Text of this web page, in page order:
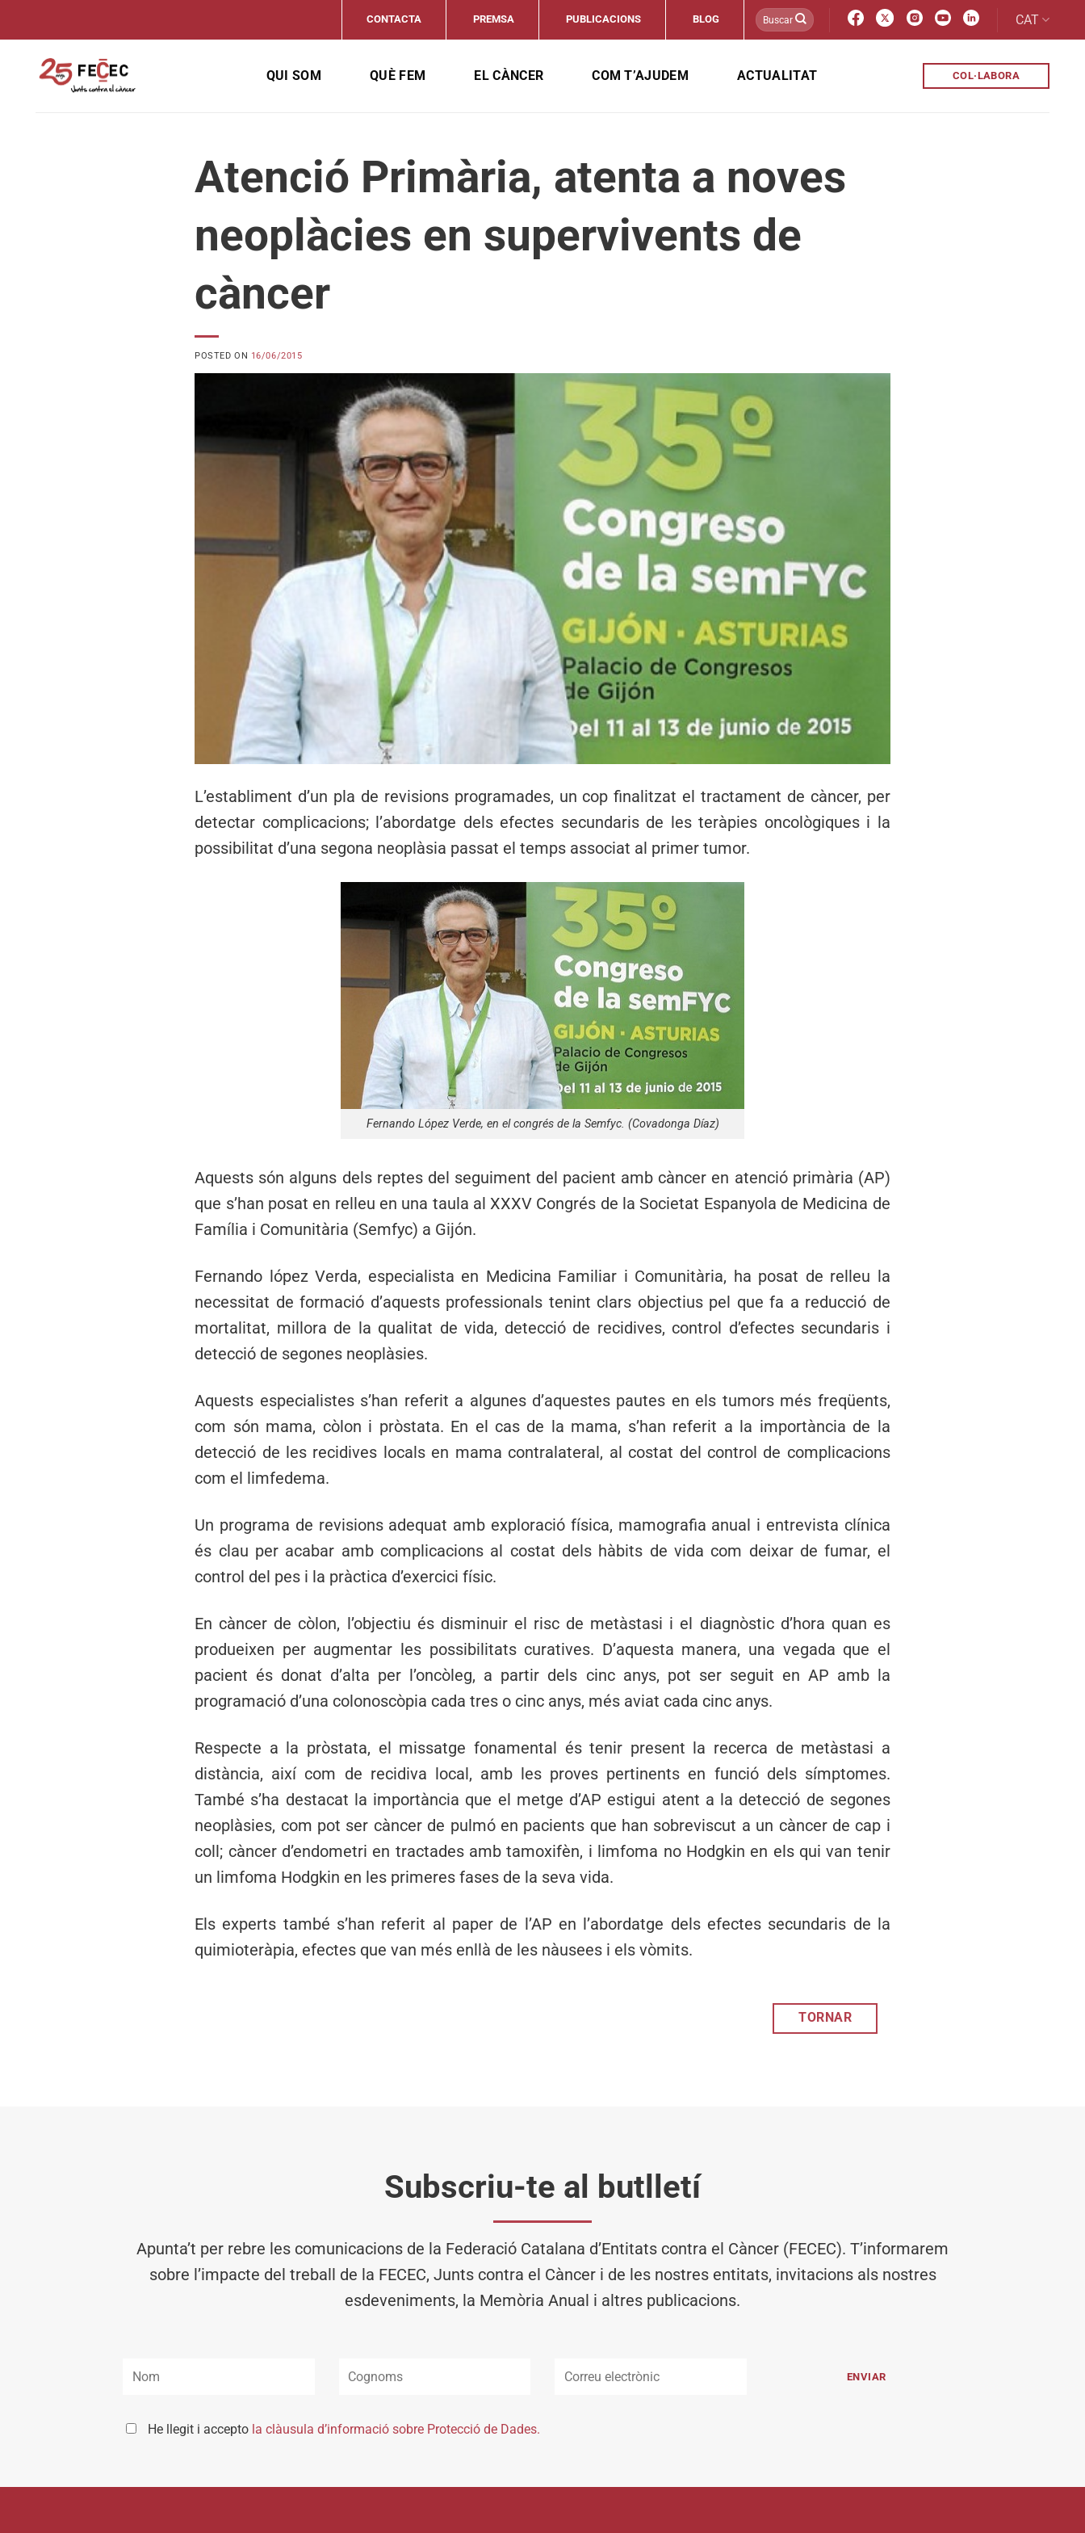
CONTACTA PREMSA PUBLICACIONS BLOG CAT
QUI SOM QUÈ FEM EL CÀNCER COM T’AJUDEM ACTUALITAT COL·LABORA
Atenció Primària, atenta a noves
neoplàcies en supervivents de
càncer
POSTED ON 16/06/2015
L’establiment d’un pla de revisions programades, un cop finalitzat el tractament de càncer, per
detectar complicacions; l’abordatge dels efectes secundaris de les teràpies oncològiques i la
possibilitat d’una segona neoplàsia passat el temps associat al primer tumor.
Fernando López Verde, en el congrés de la Semfyc. (Covadonga Díaz)
Aquests són alguns dels reptes del seguiment del pacient amb càncer en atenció primària (AP)
que s’han posat en relleu en una taula al XXXV Congrés de la Societat Espanyola de Medicina de
Família i Comunitària (Semfyc) a Gijón.
Fernando lópez Verda, especialista en Medicina Familiar i Comunitària, ha posat de relleu la
necessitat de formació d’aquests professionals tenint clars objectius pel que fa a reducció de
mortalitat, millora de la qualitat de vida, detecció de recidives, control d’efectes secundaris i
detecció de segones neoplàsies.
Aquests especialistes s’han referit a algunes d’aquestes pautes en els tumors més freqüents,
com són mama, còlon i pròstata. En el cas de la mama, s’han referit a la importància de la
detecció de les recidives locals en mama contralateral, al costat del control de complicacions
com el limfedema.
Un programa de revisions adequat amb exploració física, mamografia anual i entrevista clínica
és clau per acabar amb complicacions al costat dels hàbits de vida com deixar de fumar, el
control del pes i la pràctica d’exercici físic.
En càncer de còlon, l’objectiu és disminuir el risc de metàstasi i el diagnòstic d’hora quan es
produeixen per augmentar les possibilitats curatives. D’aquesta manera, una vegada que el
pacient és donat d’alta per l’oncòleg, a partir dels cinc anys, pot ser seguit en AP amb la
programació d’una colonoscòpia cada tres o cinc anys, més aviat cada cinc anys.
Respecte a la pròstata, el missatge fonamental és tenir present la recerca de metàstasi a
distància, així com de recidiva local, amb les proves pertinents en funció dels símptomes.
També s’ha destacat la importància que el metge d’AP estigui atent a la detecció de segones
neoplàsies, com pot ser càncer de pulmó en pacients que han sobreviscut a un càncer de cap i
coll; càncer d’endometri en tractades amb tamoxifèn, i limfoma no Hodgkin en els qui van tenir
un limfoma Hodgkin en les primeres fases de la seva vida.
Els experts també s’han referit al paper de l’AP en l’abordatge dels efectes secundaris de la
quimioteràpia, efectes que van més enllà de les nàusees i els vòmits.
TORNAR
Subscriu-te al butlletí
Apunta’t per rebre les comunicacions de la Federació Catalana d’Entitats contra el Càncer (FECEC). T’informarem
sobre l’impacte del treball de la FECEC, Junts contra el Càncer i de les nostres entitats, invitacions als nostres
esdeveniments, la Memòria Anual i altres publicacions.
He llegit i accepto la clàusula d’informació sobre Protecció de Dades.